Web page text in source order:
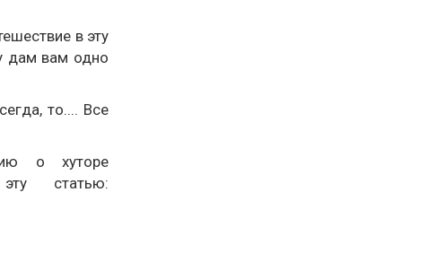
в эту
дам вам одно
то.... Все
о хуторе
статью: